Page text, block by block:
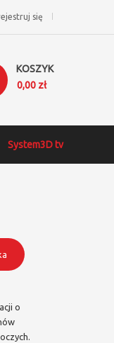
się
KOSZYK
0,00 zł
System3D tv
o